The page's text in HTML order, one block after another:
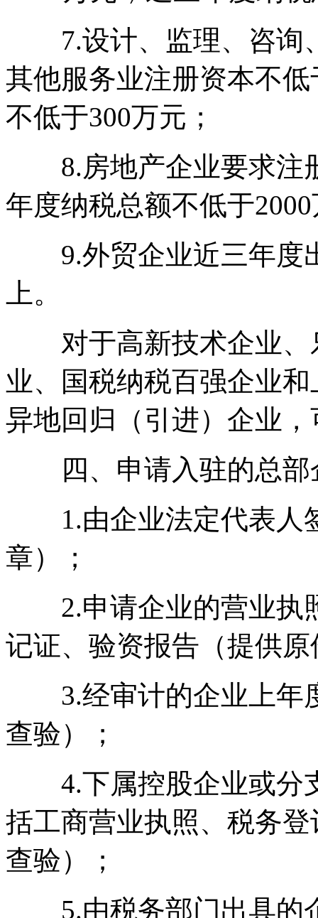
7.设计、监理、咨询
其他服务业注册资本不
不低于300万元；
8.房地产企业要求注
年度纳税总额不低于
9.外贸企业近三年度
上。
对于高新技术企业、
业、国税纳税百强企业
异地回归（引进）企业
四、申请入驻的总部
1.由企业法定代表人
章）；
2.申请企业的营业执
记证、验资报告（提供
3.经审计的企业上年
查验）；
4.下属控股企业或分
括工商营业执照、税务
查验）；
5.由税务部门出具的